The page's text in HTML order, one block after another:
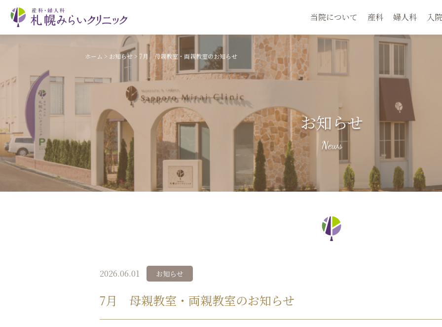
当院について 産科 婦人科 入
ホーム > お知らせ > 7月 母親教室・両親教室のお知らせ
お知らせ
2026.06.01 お知らせ
7月 母親教室・両親教室のお知らせ